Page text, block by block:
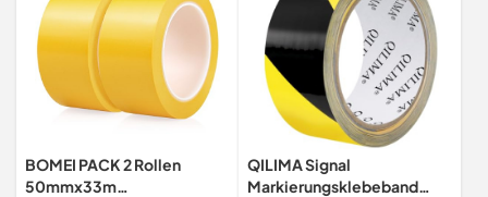
BOMEI PACK 2 Rollen
50mmx33m
QILIMA Signal
Markierungsklebeband